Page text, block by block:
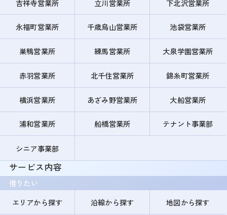
吉祥寺営業所 立川営業所 下北沢営業所
永福町営業所 千歳烏山営業所 池袋営業所
巣鴨営業所 練馬営業所 大泉学園営業所
赤羽営業所 北千住営業所 錦糸町営業所
横浜営業所 あざみ野営業所 大船営業所
浦和営業所 船橋営業所 テナント事業部
シニア事業部
サービス内容
借りたい
エリアから探す
沿線から探す 地図から探す